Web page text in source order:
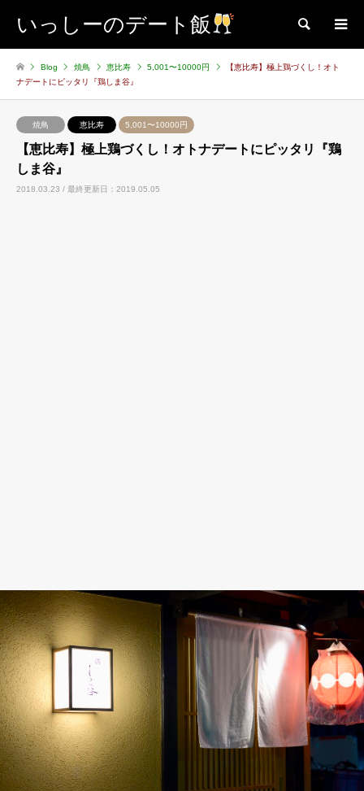
いっしーのデート飯 検索
Blog 焼鳥 恵比寿 5,001〜10000円
【恵比寿】極上鶏づくし！オト
ナデートにピッタリ『鶏しま谷』
焼鳥 恵比寿 5,001〜10000円
【恵比寿】極上鶏づくし！オトナデートにピッタリ『鶏
しま谷』
2018.03.23 / 最終更新日：2019.05.05